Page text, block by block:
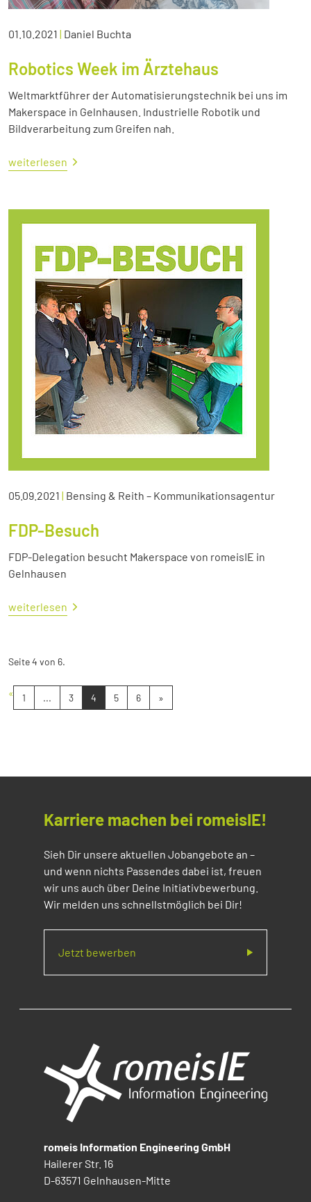
01.10.2021 | Daniel Buchta
Robotics Week im Ärztehaus
Weltmarktführer der Automatisierungstechnik bei uns im
Makerspace in Gelnhausen. Industrielle Robotik und
Bildverarbeitung zum Greifen nah.
weiterlesen
05.09.2021 | Bensing & Reith – Kommunikationsagentur
FDP-Besuch
FDP-Delegation besucht Makerspace von romeisIE in
Gelnhausen
weiterlesen
Seite 4 von 6.
« 1 ... 3 4 5 6 »
Karriere machen bei romeisIE!
Sieh Dir unsere aktuellen Jobangebote an –
und wenn nichts Passendes dabei ist, freuen
wir uns auch über Deine Initiativbewerbung.
Wir melden uns schnellstmöglich bei Dir!
Jetzt bewerben
romeis Information Engineering GmbH
Hailerer Str. 16
D-63571 Gelnhausen-Mitte